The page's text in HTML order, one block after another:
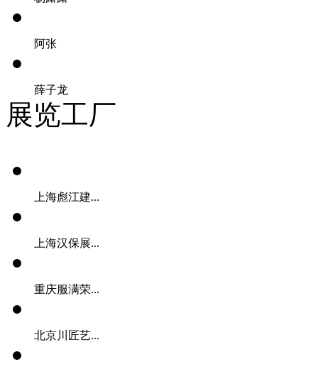
阿张
薛子龙
展览工厂
上海彪江建...
上海汉保展...
重庆服满荣...
北京川匠艺...